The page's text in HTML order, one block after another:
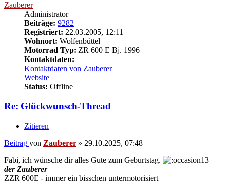
Zauberer
Administrator
Beiträge: 9282
Registriert: 22.03.2005, 12:11
Wohnort: Wolfenbüttel
Motorrad Typ: ZR 600 E Bj. 1996
Kontaktdaten:
Kontaktdaten von Zauberer
Website
Status: Offline
Re: Glückwunsch-Thread
Zitieren
Beitrag von Zauberer » 29.10.2025, 07:48
Fabi, ich wünsche dir alles Gute zum Geburtstag.
der Zauberer
ZZR 600E - immer ein bisschen untermotorisiert